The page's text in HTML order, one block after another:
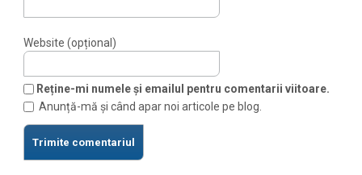
Website (opțional)
Reține-mi numele și emailul pentru comentarii viitoare.
Anunță-mă și când apar noi articole pe blog.